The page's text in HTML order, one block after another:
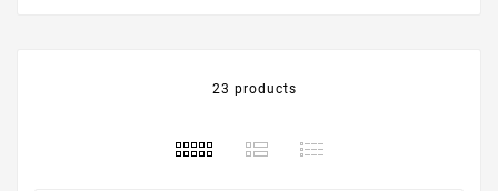
23 products